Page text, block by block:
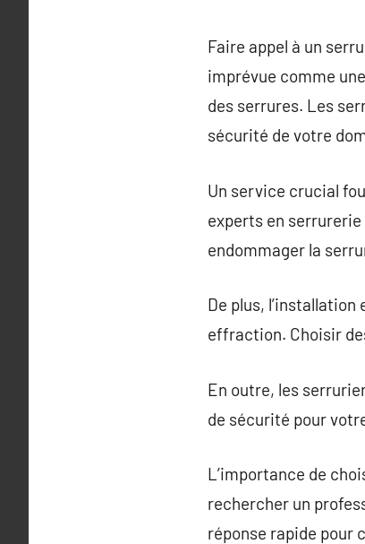
Faire appel à un
imprévue comme
des serrures. Les
sécurité de votre
Un service crucial
experts en
endommager la
De plus,
effraction. Choisir
En outre, les
de sécurité pour
L’importance de
rechercher un
réponse rapide pour